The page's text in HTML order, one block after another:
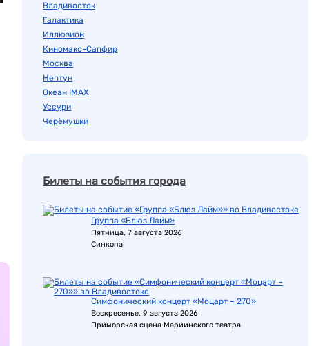
Владивосток
Галактика
Иллюзион
Киномакс-Сапфир
Москва
Нептун
Океан IMAX
Уссури
Черёмушки
Билеты на события города
Группа «Блюз Лайм»
Пятница, 7 августа 2026
Синкопа
Симфонический концерт «Моцарт – 270»
Воскресенье, 9 августа 2026
Приморская сцена Мариинского театра